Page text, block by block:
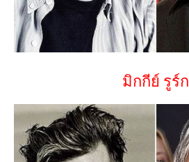
มิกกีย์ รูร์ก